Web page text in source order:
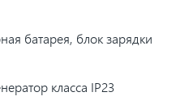
батарея, блок зарядки
класса IP23